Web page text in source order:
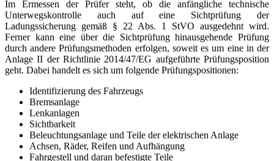
Im Ermessen der Prüfer steht, ob die anfängliche technische
Unterwegskontrolle auch auf eine Sichtprüfung der
Ladungssicherung gemäß § 22 Abs. 1 StVO ausgedehnt wird.
Ferner kann eine über die Sichtprüfung hinausgehende Prüfung
durch andere Prüfungsmethoden erfolgen, soweit es um eine in der
Anlage II der Richtlinie 2014/47/EG aufgeführte Prüfungsposition
geht. Dabei handelt es sich um folgende Prüfungspositionen:
Identifizierung des Fahrzeugs
Bremsanlage
Lenkanlagen
Sichtbarkeit
Beleuchtungsanlage und Teile der elektrischen Anlage
Achsen, Räder, Reifen und Aufhängung
Fahrgestell und daran befestigte Teile